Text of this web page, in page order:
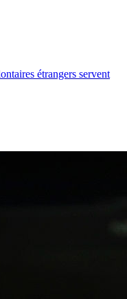
étrangers servent